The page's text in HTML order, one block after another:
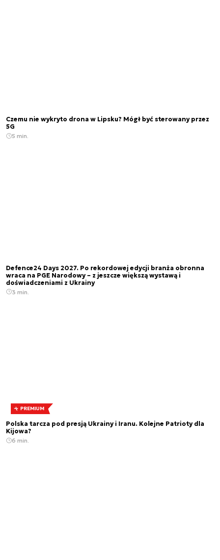
Czemu nie wykryto drona w Lipsku? Mógł być sterowany przez
5G
5 min.
Defence24 Days 2027. Po rekordowej edycji branża obronna
wraca na PGE Narodowy – z jeszcze większą wystawą i
doświadczeniami z Ukrainy
3 min.
PREMIUM
Polska tarcza pod presją Ukrainy i Iranu. Kolejne Patrioty dla
Kijowa?
6 min.